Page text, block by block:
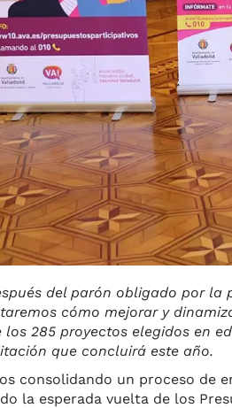
del parón obligado por la
cómo mejorar y
los 285 proyectos elegidos en
que concluirá este año.
consolidando un proceso de
la esperada vuelta de los